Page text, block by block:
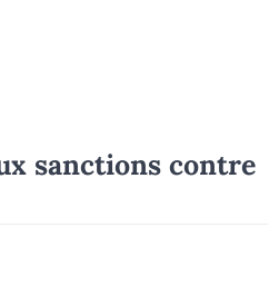
sanctions contre